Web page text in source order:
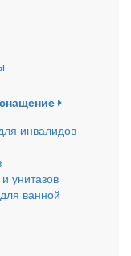
инвалидов
унитазов
ванной